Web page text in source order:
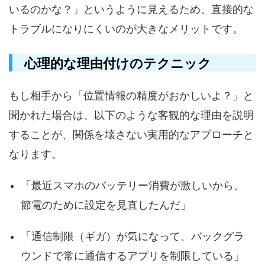
いるのかな？」というように見えるため、直接的な
トラブルになりにくいのが大きなメリットです。
心理的な理由付けのテクニック
もし相手から「位置情報の精度がおかしいよ？」と
聞かれた場合は、以下のような客観的な理由を説明
することが、関係を壊さない実用的なアプローチと
なります。
「最近スマホのバッテリー消費が激しいから、
節電のために設定を見直したんだ」
「通信制限（ギガ）が気になって、バックグラ
ウンドで常に通信するアプリを制限している」